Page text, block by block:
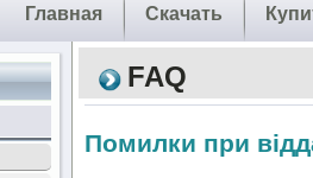
Главная Скачать
FAQ
Помилки при